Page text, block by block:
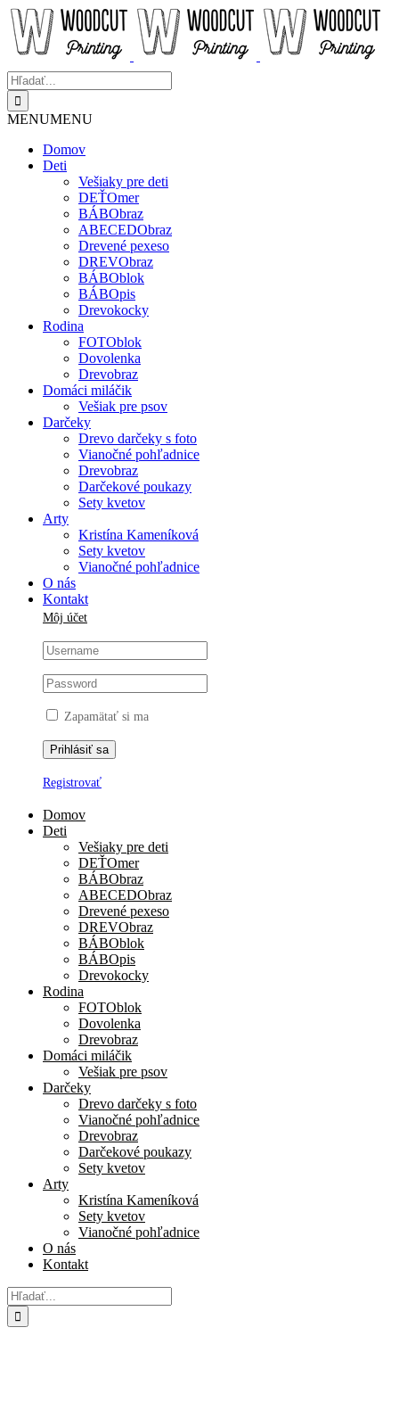
Skip
to
content
Hľadať:
MENUMENU
Domov
Deti
Vešiaky pre deti
DEŤOmer
BÁBObraz
ABECEDObraz
Drevené pexeso
DREVObraz
BÁBOblok
BÁBOpis
Drevokocky
Rodina
FOTOblok
Dovolenka
Drevobraz
Domáci miláčik
Vešiak pre psov
Darčeky
Drevo darčeky s foto
Vianočné pohľadnice
Drevobraz
Darčekové poukazy
Sety kvetov
Arty
Kristína Kameníková
Sety kvetov
Vianočné pohľadnice
O nás
Kontakt
Môj účet
Zapamätať si ma
Registrovať
Domov
Deti
Vešiaky pre deti
DEŤOmer
BÁBObraz
ABECEDObraz
Drevené pexeso
DREVObraz
BÁBOblok
BÁBOpis
Drevokocky
Rodina
FOTOblok
Dovolenka
Drevobraz
Domáci miláčik
Vešiak pre psov
Darčeky
Drevo darčeky s foto
Vianočné pohľadnice
Drevobraz
Darčekové poukazy
Sety kvetov
Arty
Kristína Kameníková
Sety kvetov
Vianočné pohľadnice
O nás
Kontakt
Hľadať: